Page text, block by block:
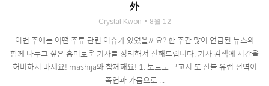
外
Crystal Kwon 8월 12
이번 주에는 어떤 주류 관련 이슈가 있었을까요? 한 주간 많이 언급된 뉴스와
함께 나누고 싶은 흥미로운 기사를 정리해서 전해드립니다. 기사 검색에 시간을
허비하지 마세요! mashija와 함께해요! 1. 보르도 근교서 또 산불 유럽 전역이
폭염과 가뭄으로 ...